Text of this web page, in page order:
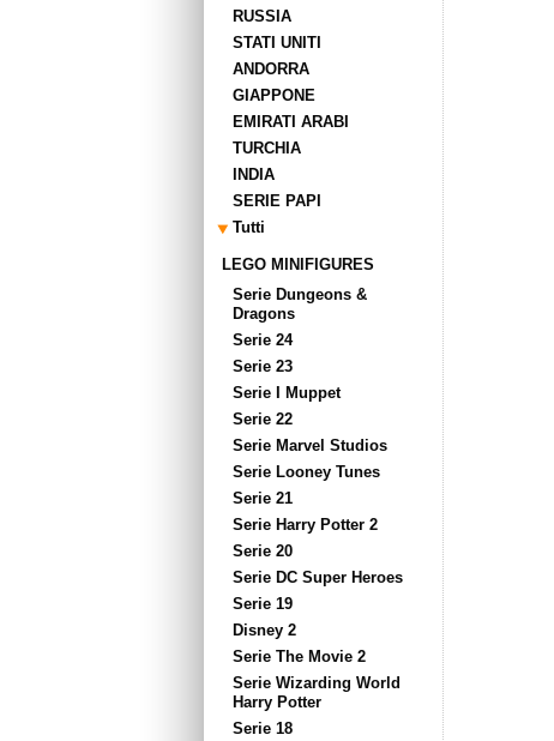
RUSSIA
STATI UNITI
ANDORRA
GIAPPONE
EMIRATI ARABI
TURCHIA
INDIA
SERIE PAPI
Tutti
LEGO MINIFIGURES
Serie Dungeons &
Dragons
Serie 24
Serie 23
Serie I Muppet
Serie 22
Serie Marvel Studios
Serie Looney Tunes
Serie 21
Serie Harry Potter 2
Serie 20
Serie DC Super Heroes
Serie 19
Disney 2
Serie The Movie 2
Serie Wizarding World
Harry Potter
Serie 18